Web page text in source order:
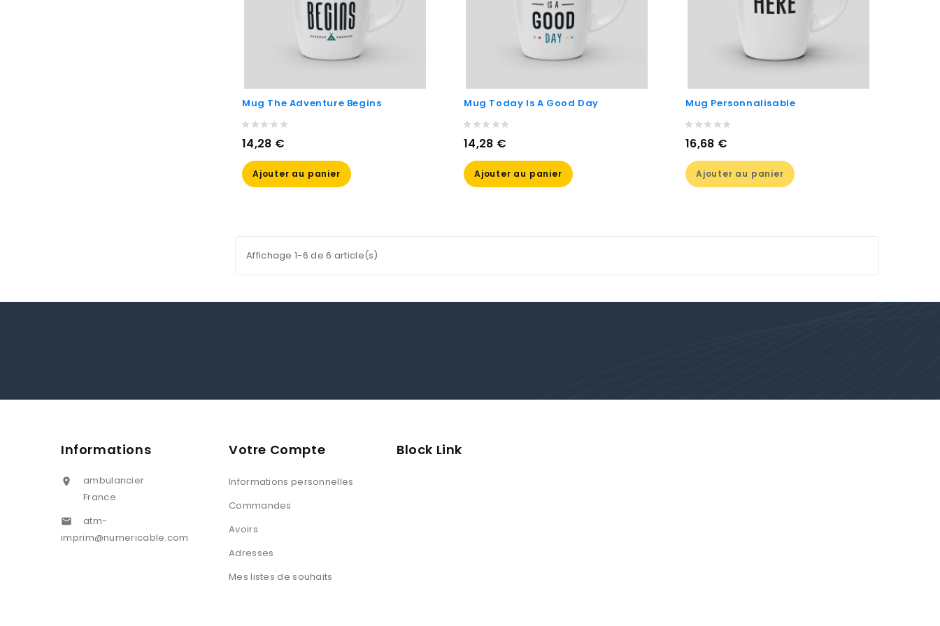
Mug The Adventure Begins
14,28 €
Ajouter au panier
Mug Today Is A Good Day
14,28 €
Ajouter au panier
Mug Personnalisable
16,68 €
Ajouter au panier
Affichage 1-6 de 6 article(s)
Informations

ambulancier
France

atm-
imprim@numericable.com
Votre Compte
Informations personnelles
Commandes
Avoirs
Adresses
Mes listes de souhaits
Block Link